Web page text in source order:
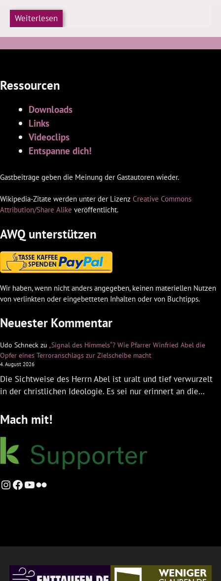
Weiterlesen
Ressourcen
Downloads
Links
Videoclips
Entspanne dich!
Gastbeiträge geben die Meinung der Gastautoren wieder.
Wikipedia-Zitate werden unter der Lizenz Creative Commons
Attribution/Share Alike veröffentlicht.
AWQ unterstützen
Wir haben, wenn nicht anders angegeben, keinen materiellen Nutzen
von verlinkten oder eingebetteten Inhalten oder von Buchtipps.
Neuester Kommentar
Udo Schneck zu „Signal des Himmels“? Wie Pfarrer Winfried Abel die
Opfer eines Terroranschlags zur Zielscheibe macht
4. August 2026
Die Sichtweise des Herrn Abel ist uralt und tief verwurzelt
in der christlichen Ideologie. Es sei nur erinnert an die…
Mach mit!
Instagram
Facebook
YouTube
Flickr